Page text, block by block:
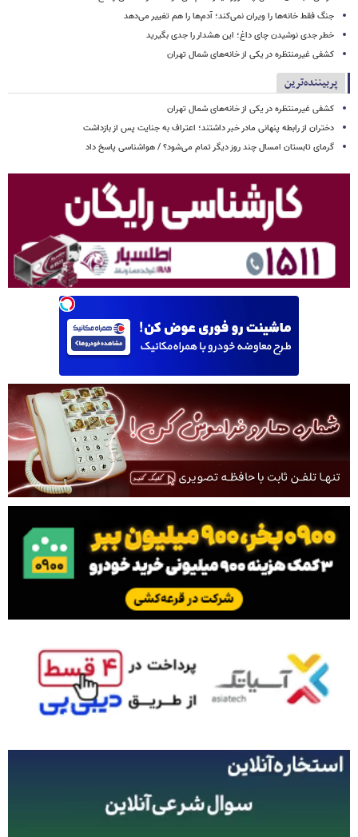
جنگ فقط خانه‌ها را ویران نمی‌کند؛ آدم‌ها را هم تغییر می‌دهد
خطر جدی نوشیدن چای داغ؛ این هشدار را جدی بگیرید
کشفی غیرمنتظره در یکی از خانه‌های شمال تهران
پربیننده‌ترین
کشفی غیرمنتظره در یکی از خانه‌های شمال تهران
دختران از رابطه پنهانی مادر خبر داشتند؛ اعتراف به جنایت پس از بازداشت
گرمای تابستان امسال چند روز دیگر تمام می‌شود؟ / هواشناسی پاسخ داد